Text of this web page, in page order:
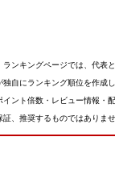
ンキングページでは、代表
にランキング順位を作
ト倍数・レビュー情報・
、推奨するものではありませ